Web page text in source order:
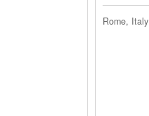
Rome, Italy